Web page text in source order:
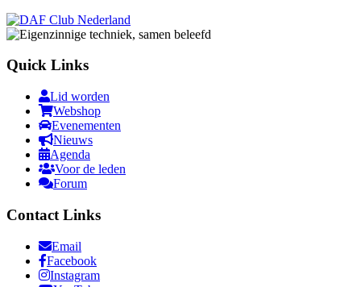
Quick Links
Lid worden
Webshop
Evenementen
Nieuws
Agenda
Voor de leden
Forum
Contact Links
Email
Facebook
Instagram